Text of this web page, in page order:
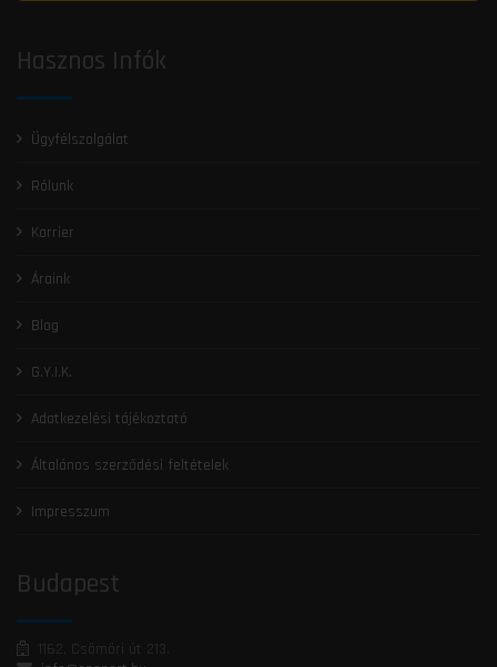
Hasznos Infók
Ügyfélszolgálat
Rólunk
Karrier
Áraink
Blog
G.Y.I.K.
Adatkezelési tájékoztató
Általános szerződési feltételek
Impresszum
Budapest
1162, Csömöri út 213.